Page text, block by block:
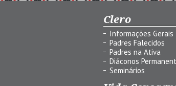
Clero
Informações Gerais
Padres Falecidos
Padres na Ativa
Diáconos
Seminários